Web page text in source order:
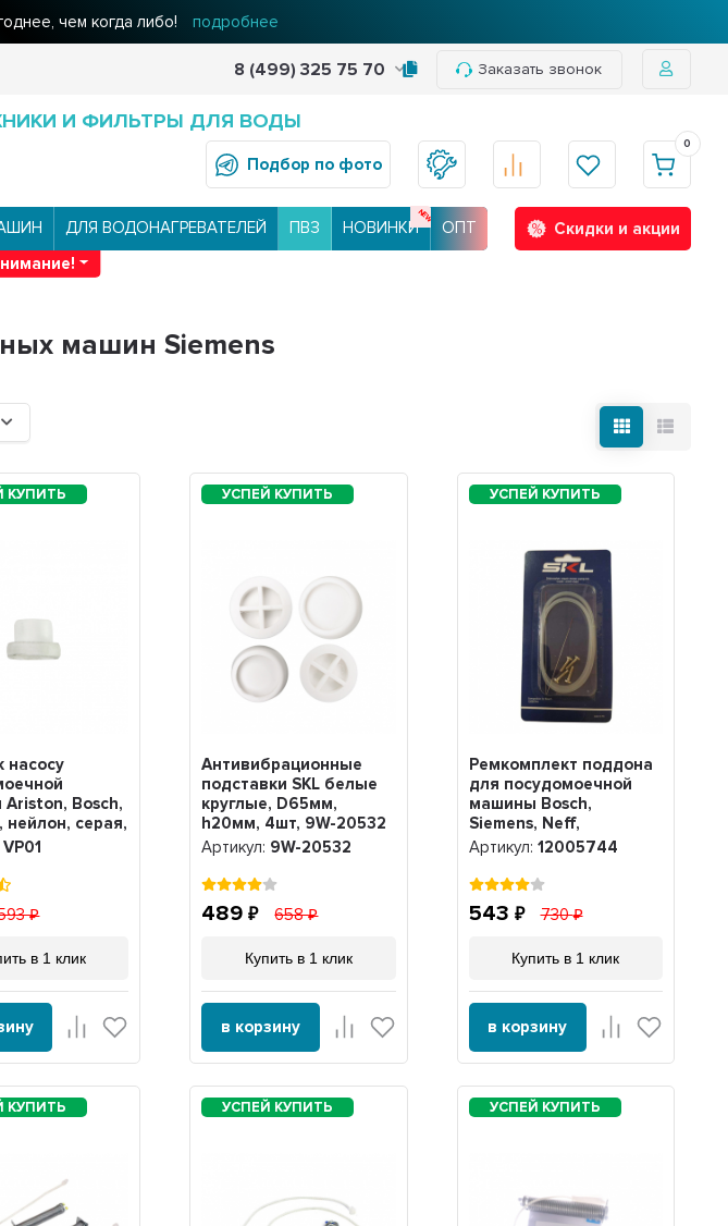
чем когда либо! подробнее
8 (499) 325 75 70 Заказать звонок
И ФИЛЬТРЫ ДЛЯ ВОДЫ
Подбор по фото
0
ДЛЯ ВОДОНАГРЕВАТЕЛЕЙ ПВЗ НОВИНКИ ОПТ
Скидки и акции
машин Siemens
насосу
Bosch,
нейлон, серая,
VP01
в 1 клик
Антивибрационные
подставки SKL белые
круглые, D65мм,
h20мм, 4шт, 9W-20532
Артикул: 9W-20532
489 658
Купить в 1 клик
в корзину
Ремкомплект поддона
для посудомоечной
машины Bosch,
Siemens, Neff,
Gaggenau, MTR515BO,
12005744
Артикул: 12005744
543 730
Купить в 1 клик
в корзину